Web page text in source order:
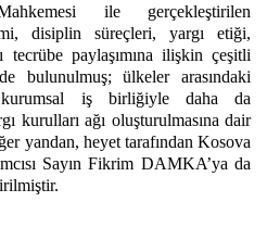
ile gerçekleştirilen
disiplin süreçleri, yargı etiği,
tecrübe paylaşımına ilişkin çeşitli
bulunulmuş; ülkeler arasındaki
kurumsal iş birliğiyle daha da
kurulları ağı oluşturulmasına dair
yandan, heyet tarafından Kosova
Sayın Fikrim DAMKA’ya da